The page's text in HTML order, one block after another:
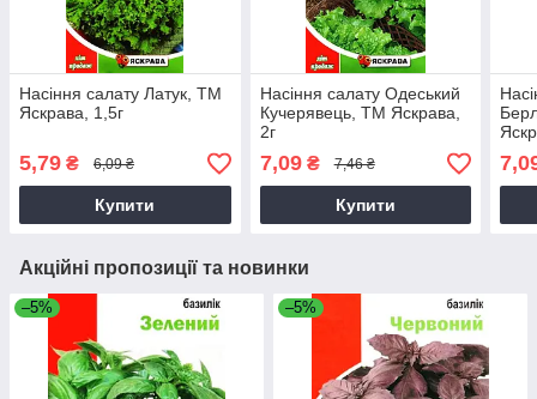
Насіння салату Латук, ТМ
Яскрава, 1,5г
5,79 ₴ 6,09 ₴
Купити
Насіння салату Одеський
Кучерявець, ТМ Яскрава,
2г
7,09₴ 7,46 ₴
Купити
Акційні пропозиції та новинки
–5% –5%